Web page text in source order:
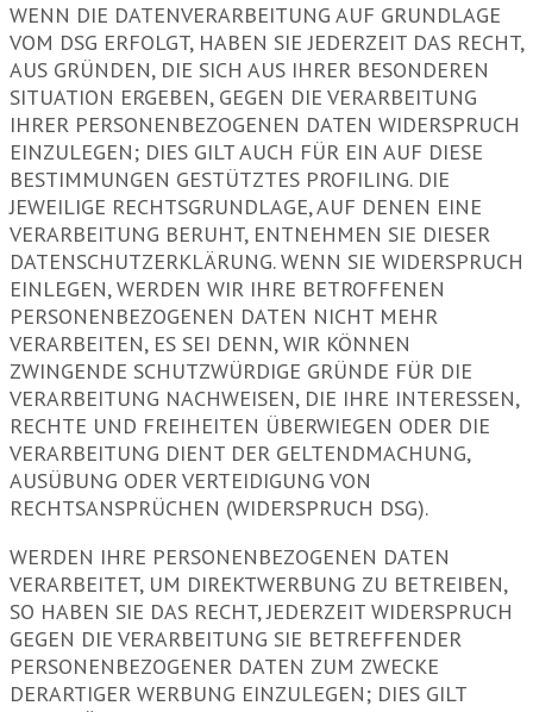
WENN DIE DATENVERARBEITUNG AUF GRUNDLAGE
VOM DSG ERFOLGT, HABEN SIE JEDERZEIT DAS RECHT,
AUS GRÜNDEN, DIE SICH AUS IHRER BESONDEREN
SITUATION ERGEBEN, GEGEN DIE VERARBEITUNG
IHRER PERSONENBEZOGENEN DATEN WIDERSPRUCH
EINZULEGEN; DIES GILT AUCH FÜR EIN AUF DIESE
BESTIMMUNGEN GESTÜTZTES PROFILING. DIE
JEWEILIGE RECHTSGRUNDLAGE, AUF DENEN EINE
VERARBEITUNG BERUHT, ENTNEHMEN SIE DIESER
DATENSCHUTZERKLÄRUNG. WENN SIE WIDERSPRUCH
EINLEGEN, WERDEN WIR IHRE BETROFFENEN
PERSONENBEZOGENEN DATEN NICHT MEHR
VERARBEITEN, ES SEI DENN, WIR KÖNNEN
ZWINGENDE SCHUTZWÜRDIGE GRÜNDE FÜR DIE
VERARBEITUNG NACHWEISEN, DIE IHRE INTERESSEN,
RECHTE UND FREIHEITEN ÜBERWIEGEN ODER DIE
VERARBEITUNG DIENT DER GELTENDMACHUNG,
AUSÜBUNG ODER VERTEIDIGUNG VON
RECHTSANSPRÜCHEN (WIDERSPRUCH DSG).
WERDEN IHRE PERSONENBEZOGENEN DATEN
VERARBEITET, UM DIREKTWERBUNG ZU BETREIBEN,
SO HABEN SIE DAS RECHT, JEDERZEIT WIDERSPRUCH
GEGEN DIE VERARBEITUNG SIE BETREFFENDER
PERSONENBEZOGENER DATEN ZUM ZWECKE
DERARTIGER WERBUNG EINZULEGEN; DIES GILT